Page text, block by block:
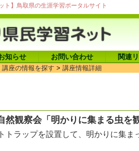
ト】鳥取県の生涯学習ポータルサイト
知らせ お問い合わせ 関連
講座の情報を探す > 講座情報詳細
然観察会「明かりに集まる虫を
トラップを設置して、明かりに集